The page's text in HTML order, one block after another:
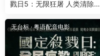
戮日5：无限狂屠 人类清除计
Purge
无台标·粤语配音电影